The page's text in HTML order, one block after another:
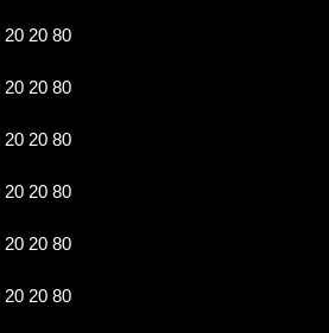
20 80
20 80
20 80
20 80
20 80
20 80